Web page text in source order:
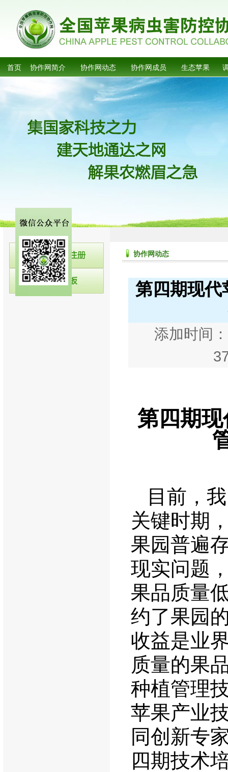
首页 协作网简介 协作网动态 协作网成员 生态苹果
协作网动态
第四期现代
添加时间
第四期
目前，
关键时期
果园普遍
现实问题
果品质量
约了果园
收益是业
质量的果
种植管理
苹果产业
同创新专
四期技术